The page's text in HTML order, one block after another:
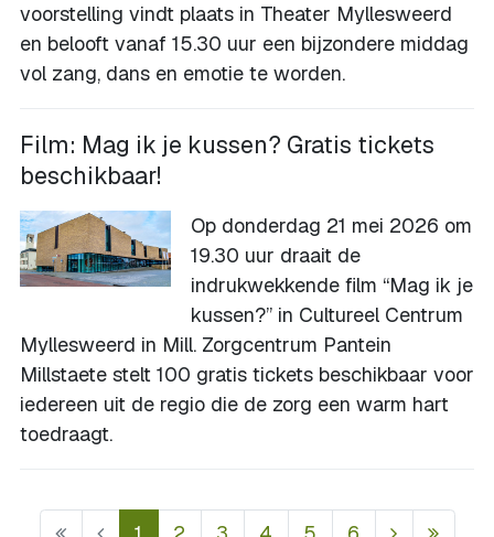
voorstelling vindt plaats in Theater Myllesweerd
en belooft vanaf 15.30 uur een bijzondere middag
vol zang, dans en emotie te worden.
Film: Mag ik je kussen? Gratis tickets
beschikbaar!
Op donderdag 21 mei 2026 om
19.30 uur draait de
indrukwekkende film “Mag ik je
kussen?” in Cultureel Centrum
Myllesweerd in Mill. Zorgcentrum Pantein
Millstaete stelt 100 gratis tickets beschikbaar voor
iedereen uit de regio die de zorg een warm hart
toedraagt.